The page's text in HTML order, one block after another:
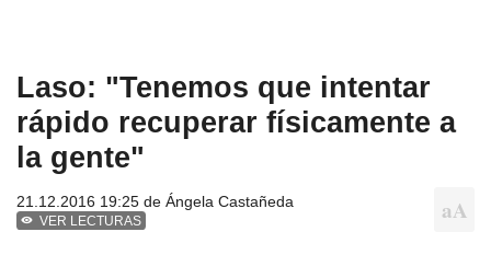
Laso: "Tenemos que intentar
rápido recuperar físicamente a
la gente"
21.12.2016 19:25 de Ángela Castañeda
VER LECTURAS